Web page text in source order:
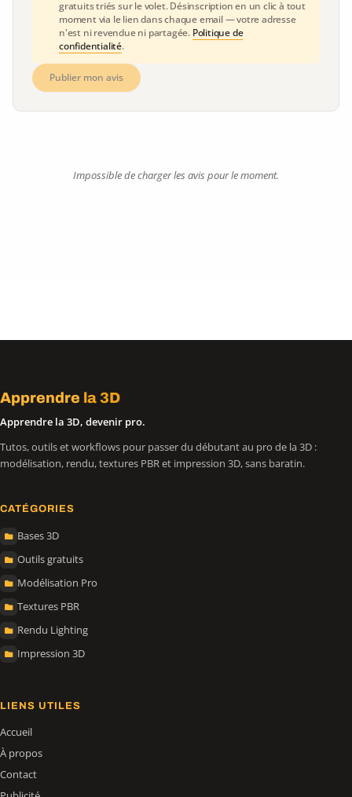
gratuits triés sur le volet. Désinscription en un clic à tout
moment via le lien dans chaque email — votre adresse
n'est ni revendue ni partagée. Politique de
confidentialité.
Publier mon avis
Impossible de charger les avis pour le moment.
Apprendre la 3D
Apprendre la 3D, devenir pro.
Tutos, outils et workflows pour passer du débutant au pro de la 3D :
modélisation, rendu, textures PBR et impression 3D, sans baratin.
CATÉGORIES
Bases 3D
Outils gratuits
Modélisation Pro
Textures PBR
Rendu Lighting
Impression 3D
LIENS UTILES
Accueil
À propos
Contact